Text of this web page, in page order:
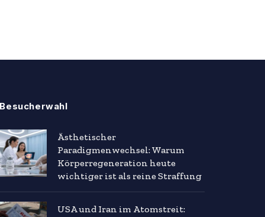
Besucherwahl
Ästhetischer
Paradigmenwechsel: Warum
Körperregeneration heute
wichtiger ist als reine Straffung
USA und Iran im Atomstreit: